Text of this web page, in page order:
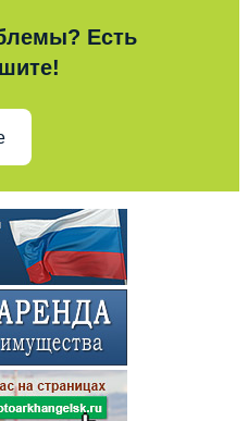
Есть